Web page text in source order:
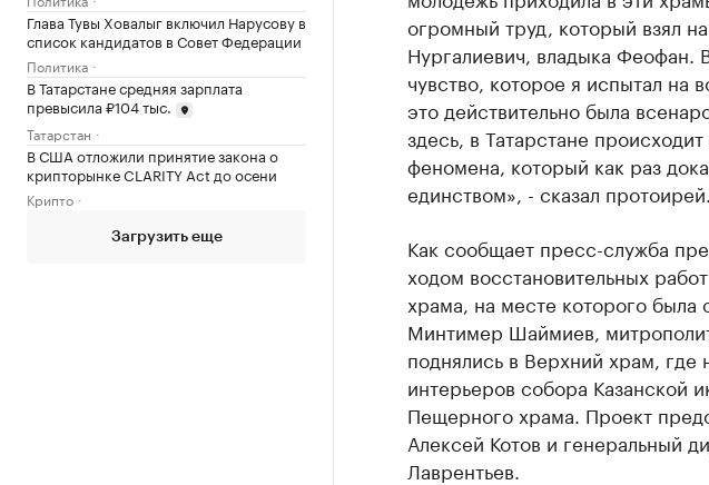
Глава Тувы Ховалыг включил Нарусову в
список кандидатов в Совет Федерации
Политика
В Татарстане средняя зарплата
превысила ₽104 тыс.
Татарстан
В США отложили принятие закона о
крипторынке CLARITY Act до осени
Крипто
Загрузить еще
огромный труд, который взял
Нургалиевич, владыка Феофан.
чувство, которое я испытал на
это действительно была
здесь, в Татарстане
феномена, который как раз
единством», - сказал протоирей.
Как сообщает пресс-служба
ходом восстановительных
храма, на месте которого была
Минтимер Шаймиев,
поднялись в Верхний храм, где
интерьеров собора Казанской
Пещерного храма. Проект
Алексей Котов и генеральный
Лаврентьев.